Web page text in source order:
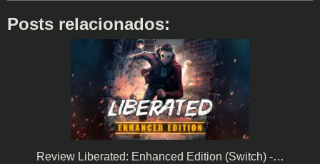
Posts relacionados:
Review Liberated: Enhanced Edition (Switch) -…